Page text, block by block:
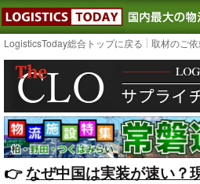
LOGISTICS
LogisticsToday総合トップに戻る 取材のご
👉️なぜ中国は実装が速い？